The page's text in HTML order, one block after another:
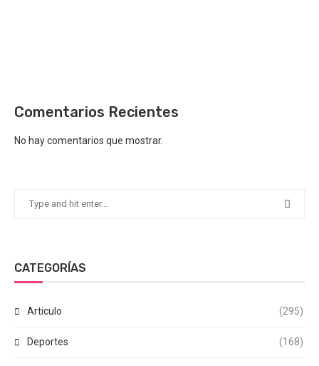
Comentarios Recientes
No hay comentarios que mostrar.
CATEGORÍAS
Articulo (295)
Deportes (168)